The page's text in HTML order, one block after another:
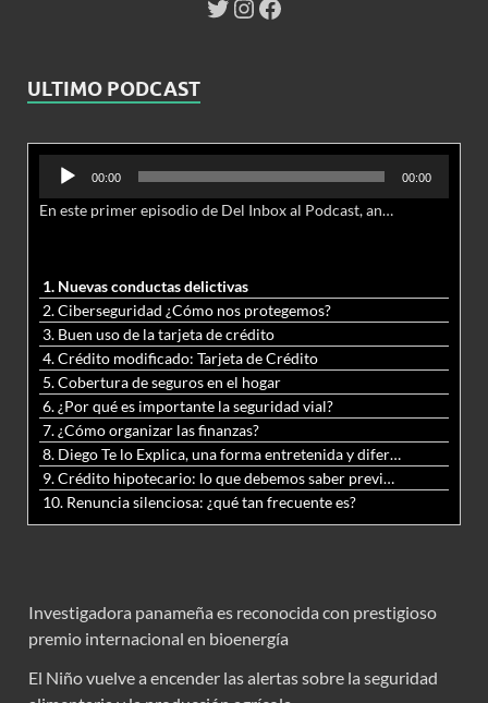
ULTIMO PODCAST
Reproductor
audio
00:00 00:00
En este primer episodio de Del Inbox al Podcast, analizamos junto al abogado Jonathan Brown las nuevas conductas delictivas cibernéticas y la necesidad de hacer modificaciones al Código Penal.
1. Nuevas conductas delictivas
2. Ciberseguridad ¿Cómo nos protegemos?
3. Buen uso de la tarjeta de crédito
4. Crédito modificado: Tarjeta de Crédito
5. Cobertura de seguros en el hogar
6. ¿Por qué es importante la seguridad vial?
7. ¿Cómo organizar las finanzas?
8. Diego Te lo Explica, una forma entretenida y diferente de aprender matemáticas y ciencias
9. Crédito hipotecario: lo que debemos saber previo a adquirir nuestra vivienda
10. Renuncia silenciosa: ¿qué tan frecuente es?
Investigadora panameña es reconocida con prestigioso
premio internacional en bioenergía
El Niño vuelve a encender las alertas sobre la seguridad